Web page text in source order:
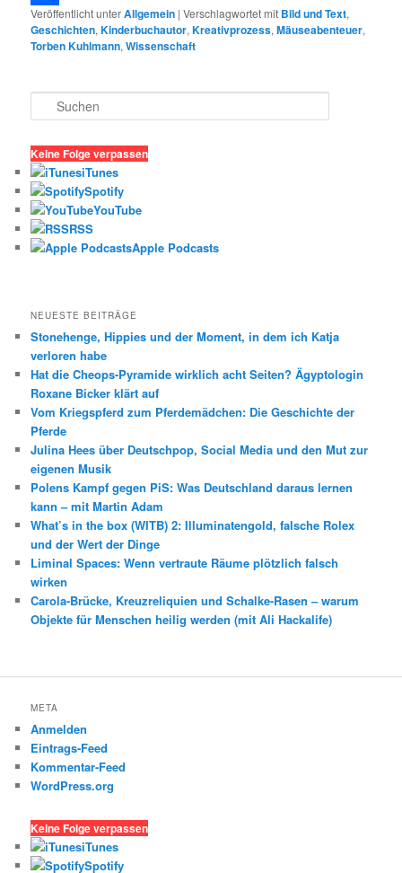
Teilen
Veröffentlicht unterAllgemein |Verschlagwortet mit Bild und Text,
Geschichten,Kinderbuchautor,Kreativprozess,Mäuseabenteuer,
Torben Kuhlmann,Wissenschaft
u
h
e
n
Keine Folge verpassen
iTunes
Spotify
YouTube
RSS
Apple Podcasts
NEUESTE BEITRÄGE
Stonehenge, Hippies und der Moment, in dem ich Katja
verloren habe
Hat die Cheops-Pyramide wirklich acht Seiten? Ägyptologin
Roxane Bicker klärt auf
Vom Kriegspferd zum Pferdemädchen: Die Geschichte der
Pferde
Julina Hees über Deutschpop, Social Media und den Mut zur
eigenen Musik
Polens Kampf gegen PiS: Was Deutschland daraus lernen
kann – mit Martin Adam
What’s in the box (WITB) 2: Illuminatengold, falsche Rolex
und der Wert der Dinge
Liminal Spaces: Wenn vertraute Räume plötzlich falsch
wirken
Carola-Brücke, Kreuzreliquien und Schalke-Rasen – warum
Objekte für Menschen heilig werden (mit Ali Hackalife)
META
Anmelden
Eintrags-Feed
Kommentar-Feed
WordPress.org
Keine Folge verpassen
iTunes
Spotify